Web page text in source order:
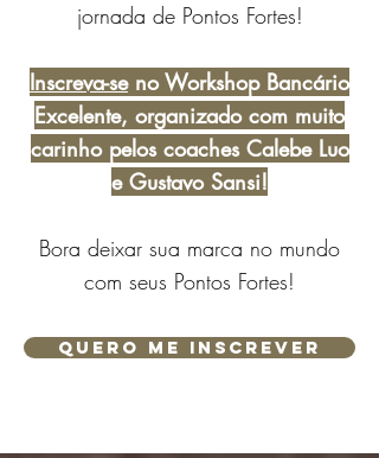
jornada de Pontos Fortes!
Inscreva-seno Workshop Bancário
Excelente, organizado com muito
carinho pelos coaches Calebe Luo
e Gustavo Sansi!
Bora deixar sua marca no mundo
com seus Pontos Fortes!
Quero me Inscrever